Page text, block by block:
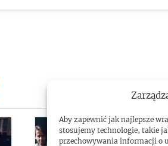
Aby zapewnić jak najlepsze
stosujemy technologie, takie
przechowywania informacji o